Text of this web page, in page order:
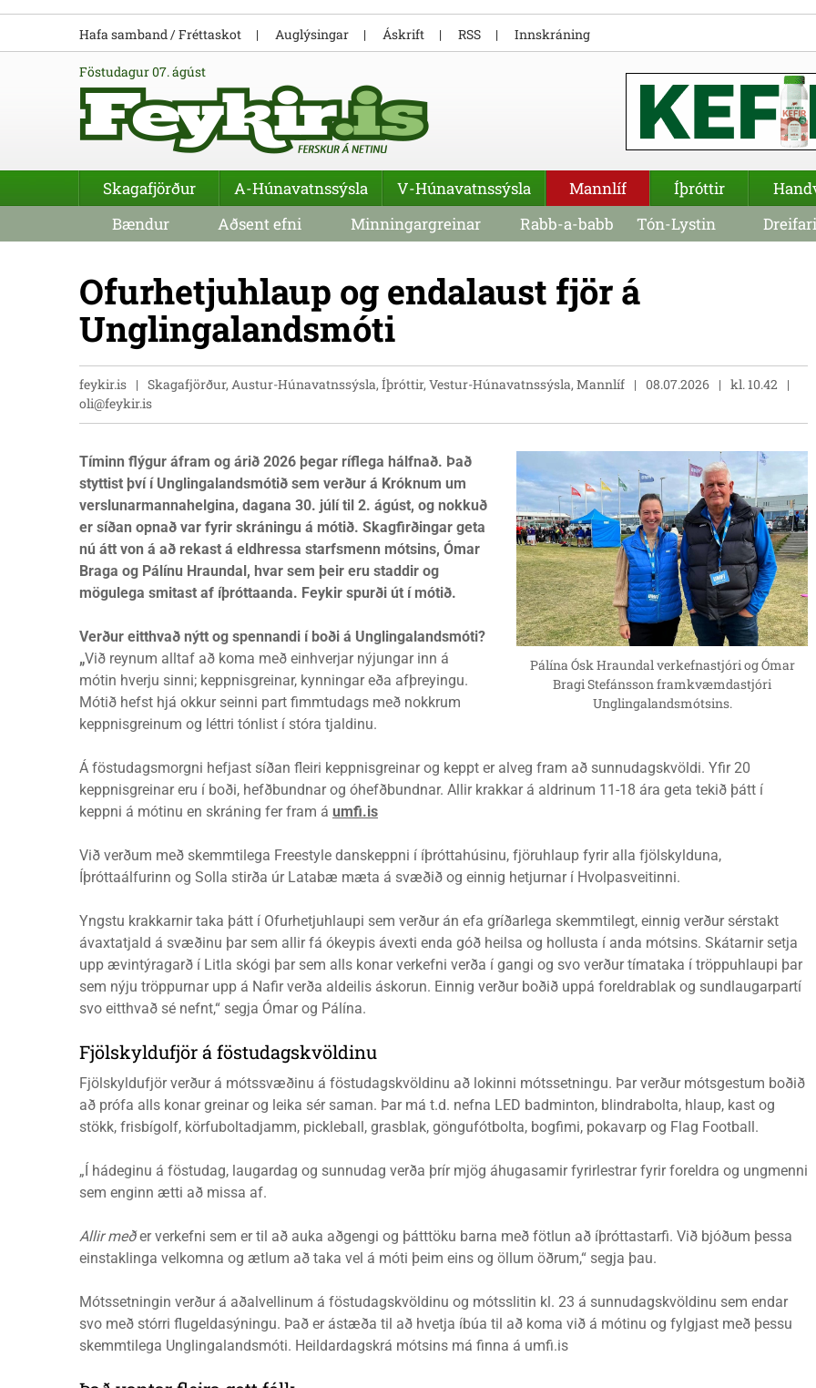
föstudagur 07. ágúst
Ofurhetjuhlaup og endalaust fjör á
Unglingalandsmóti
feykir.is Skagafjörður, Austur-Húnavatnssýsla, Íþróttir, Vestur-Húnavatnssýsla, Mannlíf 08.07.2026
kl. 10.42
oli@feykir.is
Pálína Ósk Hraundal verkefnastjóri og Ómar
Bragi Stefánsson framkvæmdastjóri
Unglingalandsmótsins.
Tíminn flýgur áfram og árið 2026 þegar ríflega hálfnað. Það
styttist því í Unglingalandsmótið sem verður á Króknum um
verslunarmannahelgina, dagana 30. júlí til 2. ágúst, og nokkuð
er síðan opnað var fyrir skráningu á mótið. Skagfirðingar geta
nú átt von á að rekast á eldhressa starfsmenn mótsins, Ómar
Braga og Pálínu Hraundal, hvar sem þeir eru staddir og
mögulega smitast af íþróttaanda. Feykir spurði út í mótið.
Verður eitthvað nýtt og spennandi í boði á Unglingalandsmóti?
„Við reynum alltaf að koma með einhverjar nýjungar inn á
mótin hverju sinni; keppnisgreinar, kynningar eða afþreyingu.
Mótið hefst hjá okkur seinni part fimmtudags með nokkrum
keppnisgreinum og léttri tónlist í stóra tjaldinu.
Á föstudagsmorgni hefjast síðan fleiri keppnisgreinar og keppt er alveg fram að sunnudagskvöldi. Yfir 20
keppnisgreinar eru í boði, hefðbundnar og óhefðbundnar. Allir krakkar á aldrinum 11-18 ára geta tekið þátt í
keppni á mótinu en skráning fer fram á umfi.is
Við verðum með skemmtilega Freestyle danskeppni í íþróttahúsinu, fjöruhlaup fyrir alla fjölskylduna,
Íþróttaálfurinn og Solla stirða úr Latabæ mæta á svæðið og einnig hetjurnar í Hvolpasveitinni.
Yngstu krakkarnir taka þátt í Ofurhetjuhlaupi sem verður án efa gríðarlega skemmtilegt, einnig verður sérstakt
ávaxtatjald á svæðinu þar sem allir fá ókeypis ávexti enda góð heilsa og hollusta í anda mótsins. Skátarnir setja
upp ævintýragarð í Litla skógi þar sem alls konar verkefni verða í gangi og svo verður tímataka í tröppuhlaupi þar
sem nýju tröppurnar upp á Nafir verða aldeilis áskorun. Einnig verður boðið uppá foreldrablak og sundlaugarpartí
svo eitthvað sé nefnt,“ segja Ómar og Pálína.
Fjölskyldufjör á föstudagskvöldinu
Fjölskyldufjör verður á mótssvæðinu á föstudagskvöldinu að lokinni mótssetningu. Þar verður mótsgestum boðið
að prófa alls konar greinar og leika sér saman. Þar má t.d. nefna LED badminton, blindrabolta, hlaup, kast og
stökk, frisbígolf, körfuboltadjamm, pickleball, grasblak, göngufótbolta, bogfimi, pokavarp og Flag Football.
„Í hádeginu á föstudag, laugardag og sunnudag verða þrír mjög áhugasamir fyrirlestrar fyrir foreldra og ungmenni
sem enginn ætti að missa af.
Allir meðer verkefni sem er til að auka aðgengi og þátttöku barna með fötlun að íþróttastarfi. Við bjóðum þessa
einstaklinga velkomna og ætlum að taka vel á móti þeim eins og öllum öðrum,“ segja þau.
Mótssetningin verður á aðalvellinum á föstudagskvöldinu og mótsslitin kl. 23 á sunnudagskvöldinu sem endar
svo með stórri flugeldasýningu. Það er ástæða til að hvetja íbúa til að koma við á mótinu og fylgjast með þessu
skemmtilega Unglingalandsmóti. Heildardagskrá mótsins má finna á umfi.is
Hafa samband / Fréttaskot Auglýsingar Áskrift RSS Innskráning
Skagafjörður A-Húnavatnssýsla V-Húnavatnssýsla Mannlíf Íþróttir
Bændur
Aðsent efni Minningargreinar Rabb-a-babb Tón-Lystin